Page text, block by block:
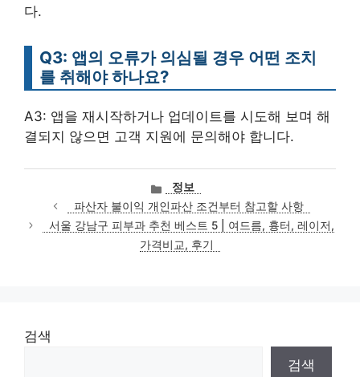
다.
Q3: 앱의 오류가 의심될 경우 어떤 조치
를 취해야 하나요?
A3: 앱을 재시작하거나 업데이트를 시도해 보며 해
결되지 않으면 고객 지원에 문의해야 합니다.
카
테
고
리
정보
파산자 불이익 개인파산 조건부터 참고할 사항
서울 강남구 피부과 추천 베스트 5 | 여드름, 흉터, 레이저,
가격비교, 후기
검색
검색